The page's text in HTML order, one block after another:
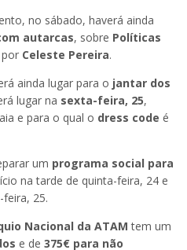
no sábado, haverá ainda
autarcas, sobre Políticas
Celeste Pereira.
ainda lugar para o jantar dos
lugar na sexta-feira, 25,
e para o qual o dress code é
um programa social para
na tarde de quinta-feira, 24 e
25.
Nacional da ATAM tem um
e de 375€ para não